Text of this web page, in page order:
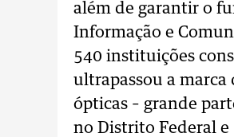
além de garantir o
Informação e
540 instituições
ultrapassou a
ópticas – grande
no Distrito Federal